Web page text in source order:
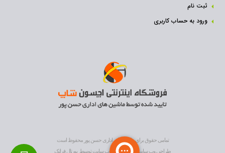
ثبت نام‌
ورود به حساب کاربری
تمامی حقوق برای ماشین های اداری حسن پور محفوظ است
طراحی وب سایت
و بهینه سازی وب سایتتوسط پورتال فراتک